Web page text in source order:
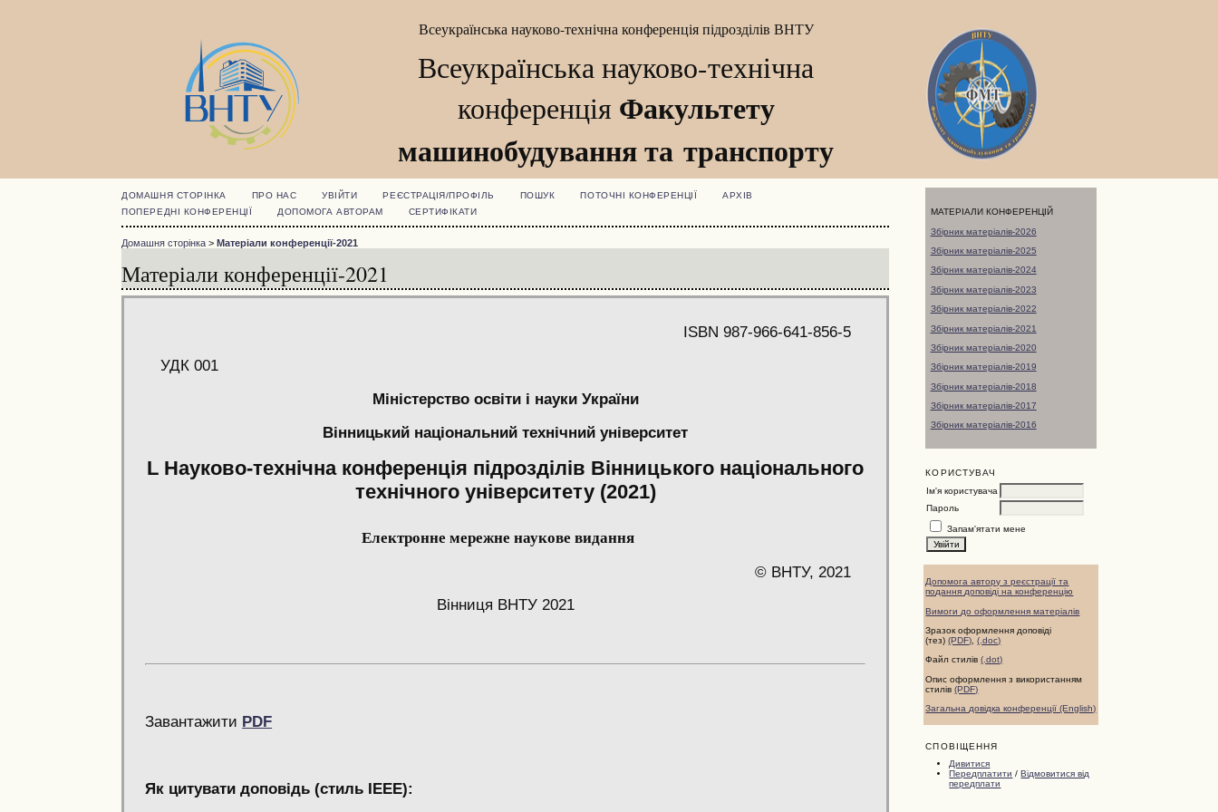
Всеукраїнська науково-технічна конференція підрозділів ВНТУ
Всеукраїнська науково-технічна
конференція Факультету
машинобудування та транспорту
МАТЕРІАЛИ КОНФЕРЕНЦІЙ
Збірник матеріалів-2026
Збірник матеріалів-2025
Збірник матеріалів-2024
Збірник матеріалів-2023
Збірник матеріалів-2022
Збірник матеріалів-2021
Збірник матеріалів-2020
Збірник матеріалів-2019
Збірник матеріалів-2018
Збірник матеріалів-2017
Збірник матеріалів-2016
КОРИСТУВАЧ
Ім'я користувача
Пароль
Запам'ятати мене
Допомога автору з реєстрації та
подання доповіді на конференцію
Вимоги до оформлення матеріалів
Зразок оформлення доповіді
(тез)(PDF) ,(.doc)
Файл стилів(.dot)
Опис оформлення з використанням
стилів(PDF)
Загальна довідка конференції (English)
СПОВІЩЕННЯ
Дивитися
Передплатити /Відмовитися від
передплати
ДОМАШНЯ СТОРІНКА ПРО НАС УВІЙТИ РЕЄСТРАЦІЯ/ПРОФІЛЬ ПОШУК ПОТОЧНІ КОНФЕРЕНЦІЇ
АРХІВ
ПОПЕРЕДНІ КОНФЕРЕНЦІЇ
ДОПОМОГА АВТОРАМ СЕРТИФІКАТИ
Домашня сторінка >Матеріали конференції-2021
Матеріали конференції-2021
ISBN 987-966-641-856-5
УДК 001
Міністерство освіти і науки України
Вінницький національний технічний університет
L Науково-технічна конференція підрозділів Вінницького національного
технічного університету (2021)
Електронне мережне наукове видання
© ВНТУ, 2021
Вінниця ВНТУ 2021
Завантажити PDF
Як цитувати доповідь (стиль IEEE):